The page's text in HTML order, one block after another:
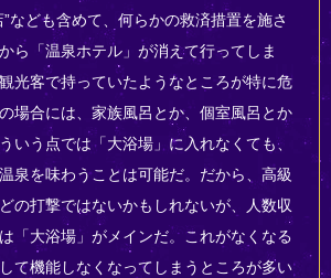
なども含めて、何らかの救済措置を施さ
ら「温泉ホテル」が消えて行ってしま
光客で持っていたようなところが特に危
場合には、家族風呂とか、個室風呂とか
いう点では「大浴場」に入れなくても、
泉を味わうことは可能だ。だから、高級
の打撃ではないかもしれないが、人数収
「大浴場」がメインだ。これがなくなる
て機能しなくなってしまうところが多い